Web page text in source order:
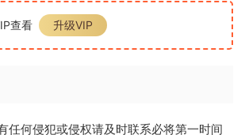
查看 升级VIP
任何侵犯或侵权请及时联系必将第一时间